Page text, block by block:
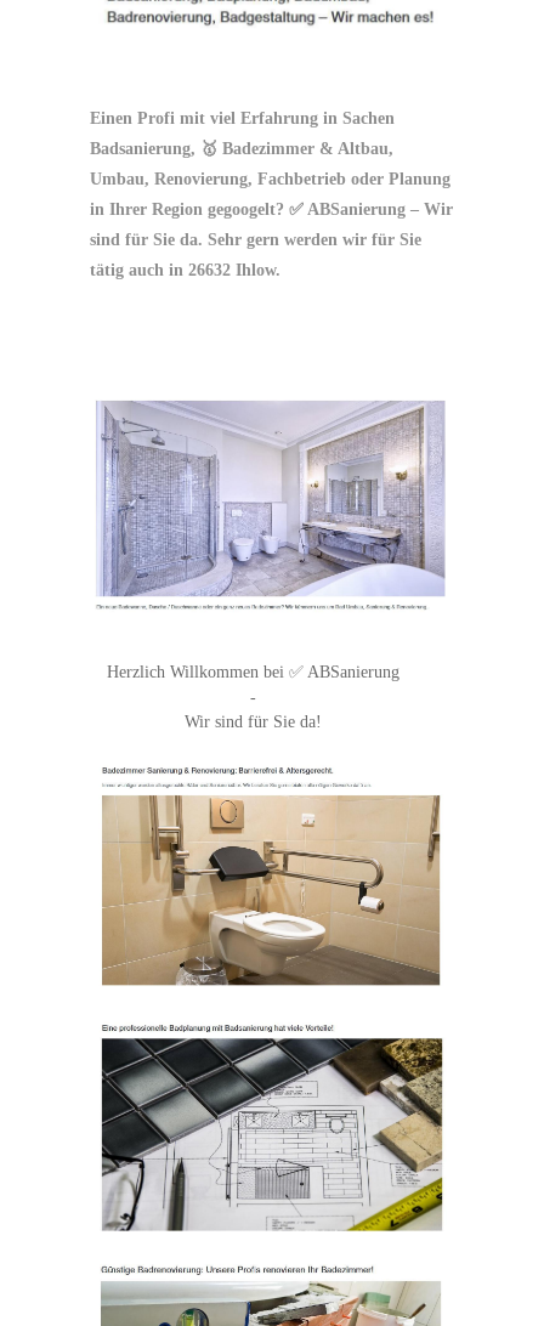
Einen Profi mit viel Erfahrung in Sachen
Badsanierung, 🥇 Badezimmer & Altbau,
Umbau, Renovierung, Fachbetrieb oder Planung
in Ihrer Region gegoogelt? ✅ ABSanierung – Wir
sind für Sie da. Sehr gern werden wir für Sie
tätig auch in 26632 Ihlow.
Herzlich Willkommen bei ✅ ABSanierung
-
Wir sind für Sie da!